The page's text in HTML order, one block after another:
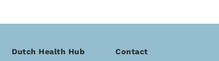
Dutch Health Hub Contact